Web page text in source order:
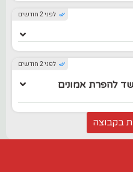
לפני 2 חודשים
לפני 2 חודשים
להפרת אמונים
בקבוצה